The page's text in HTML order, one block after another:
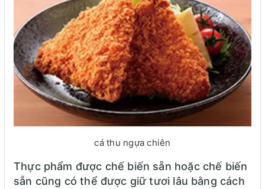
cá thu ngựa chiên
Thực phẩm được chế biến sẵn hoặc chế biến
sẵn cũng có thể được giữ tươi lâu bằng cách